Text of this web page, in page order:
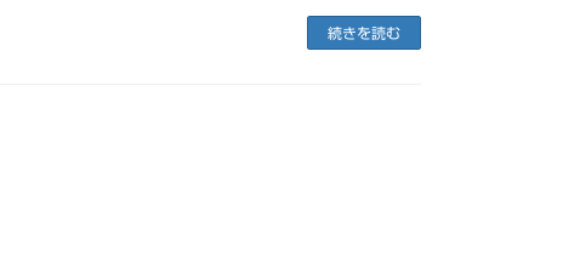
続きを読む